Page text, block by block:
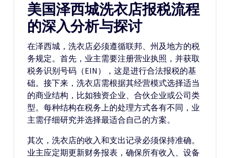
美国泽西城洗衣店报税流程
的深入分析与探讨
在泽西城，洗衣店必须遵循联邦、州及地方的税
务规定。首先，业主需要注册营业执照，并获取
税务识别号码（EIN），这是进行合法报税的基
础。接下来，洗衣店需根据其经营模式选择适当
的商业结构，比如独资企业、合伙企业或公司类
型。每种结构在税务上的处理方式各有不同，业
主需仔细研究并选择最适合自己的方案。
其次，洗衣店的收入和支出记录必须保持准确。
业主应定期更新财务报表，确保所有收入、设备